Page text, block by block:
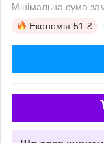
Мінімальна сума
Економія 51 ₴